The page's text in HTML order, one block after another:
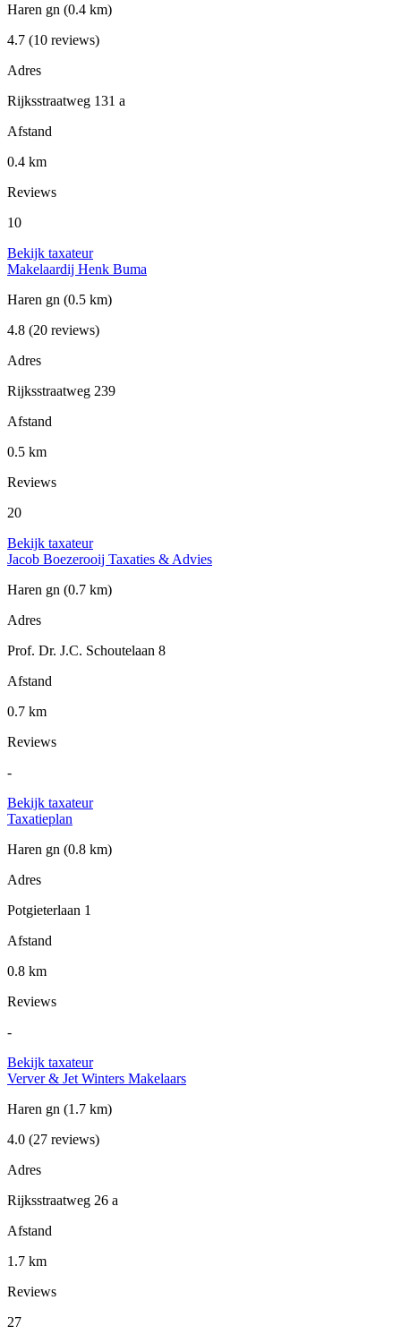
Haren gn (0.4 km)
4.7 (10 reviews)
Adres
Rijksstraatweg 131 a
Afstand
0.4 km
Reviews
10
Bekijk taxateur
Makelaardij Henk Buma
Haren gn (0.5 km)
4.8 (20 reviews)
Adres
Rijksstraatweg 239
Afstand
0.5 km
Reviews
20
Bekijk taxateur
Jacob Boezerooij Taxaties & Advies
Haren gn (0.7 km)
Adres
Prof. Dr. J.C. Schoutelaan 8
Afstand
0.7 km
Reviews
-
Bekijk taxateur
Taxatieplan
Haren gn (0.8 km)
Adres
Potgieterlaan 1
Afstand
0.8 km
Reviews
-
Bekijk taxateur
Verver & Jet Winters Makelaars
Haren gn (1.7 km)
4.0 (27 reviews)
Adres
Rijksstraatweg 26 a
Afstand
1.7 km
Reviews
27